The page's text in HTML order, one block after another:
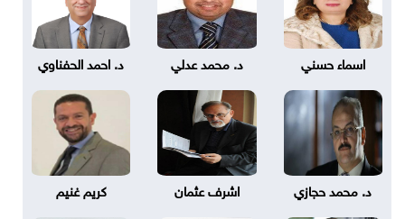
اسماء حسني د. محمد عدلي د. احمد الحفناوي
د. محمد حجازي اشرف عثمان كريم غنيم